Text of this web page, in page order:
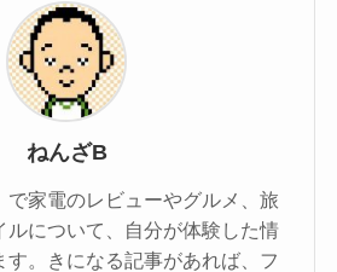
ねんざB
で家電のレビューやグルメ、旅
ルについて、自分が体験した情
す。きになる記事があれば、フ